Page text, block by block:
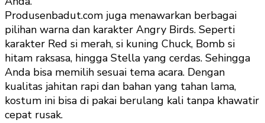
Produsenbadut.com juga menawarkan berbagai
pilihan warna dan karakter Angry Birds. Seperti
karakter Red si merah, si kuning Chuck, Bomb si
hitam raksasa, hingga Stella yang cerdas. Sehingga
Anda bisa memilih sesuai tema acara. Dengan
kualitas jahitan rapi dan bahan yang tahan lama,
kostum ini bisa di pakai berulang kali tanpa khawatir
cepat rusak.